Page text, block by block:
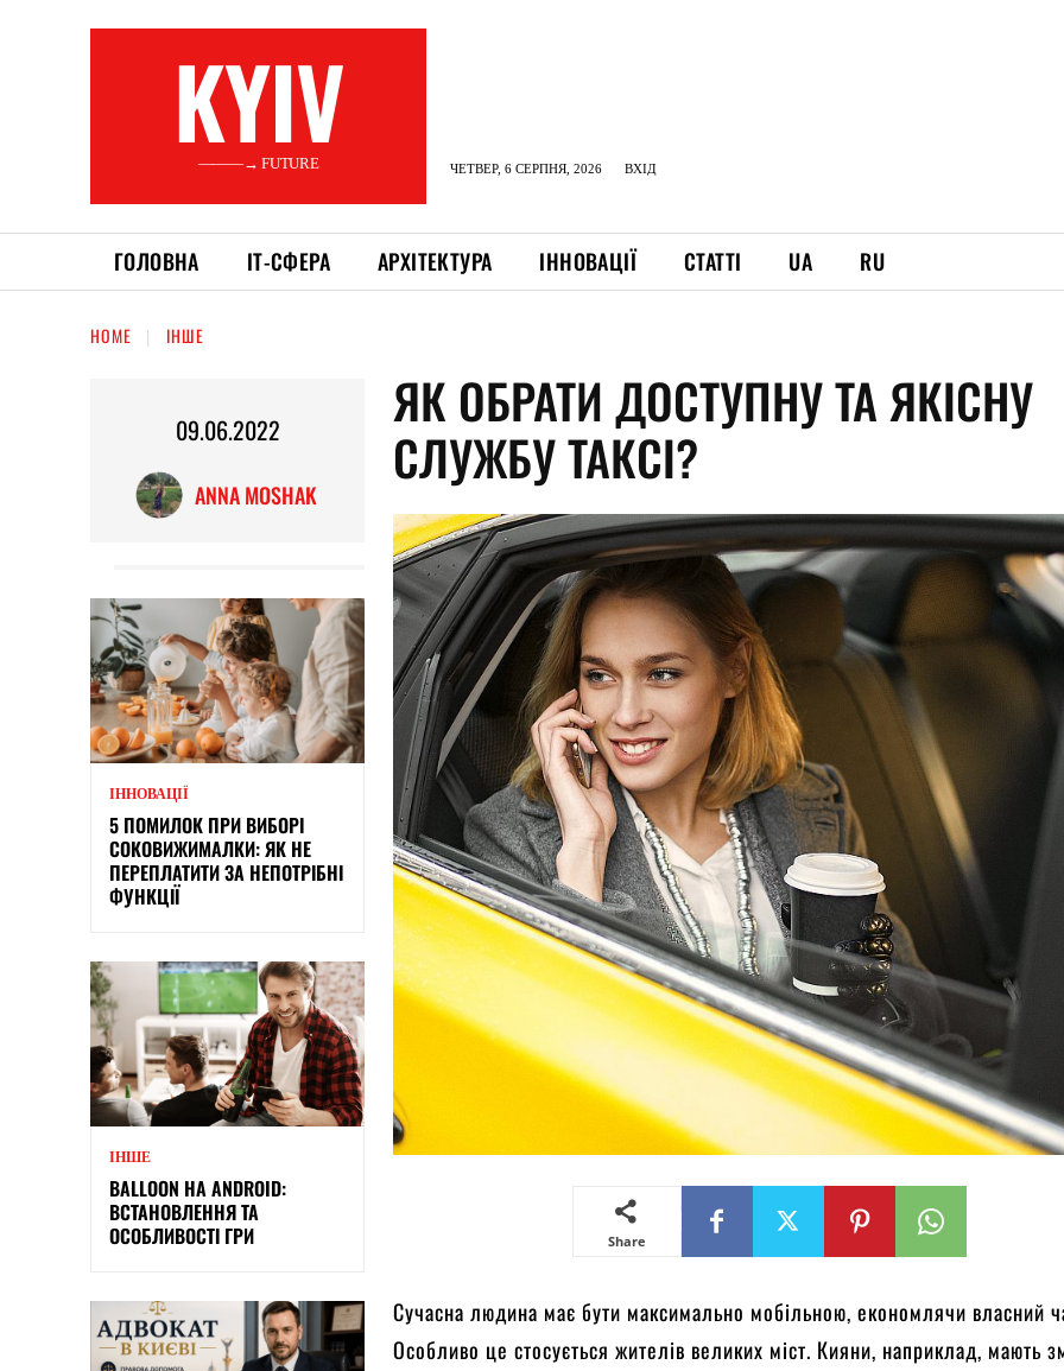
KYIV
———→ FUTURE ЧЕТВЕР, 6 СЕРПНЯ, 2026 ВХІД
ГОЛОВНА ІТ-СФЕРА АРХІТЕКТУРА ІННОВАЦІЇ СТАТТІ UA RU
HOME ІНШЕ
09.06.2022
ANNA MOSHAK
ІННОВАЦІЇ
5 ПОМИЛОК ПРИ ВИБОРІ
СОКОВИЖИМАЛКИ: ЯК НЕ
ПЕРЕПЛАТИТИ ЗА НЕПОТРІБНІ
ФУНКЦІЇ
ІНШЕ
BALLOON НА ANDROID:
ВСТАНОВЛЕННЯ ТА
ОСОБЛИВОСТІ ГРИ
ЯК ОБРАТИ ДОСТУПНУ ТА ЯКІСНУ
СЛУЖБУ ТАКСІ?
Share
Сучасна людина має бути максимально мобільною, економлячи власний
Особливо це стосується жителів великих міст. Кияни, наприклад, мають